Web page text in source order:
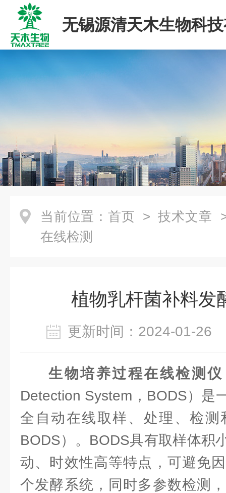
无锡源清天木生物科
司
当前位置： 首页 > 技术文章
在线检测
植物乳杆菌补料发
更新时间：2024-01-
生物培养过程在线检测仪
Detection System，BODS）是
全自动在线取样、处理、检测
BODS）。BODS具有取样体积
动、时效性高等特点，可避免
个发酵系统，同时多参数检测